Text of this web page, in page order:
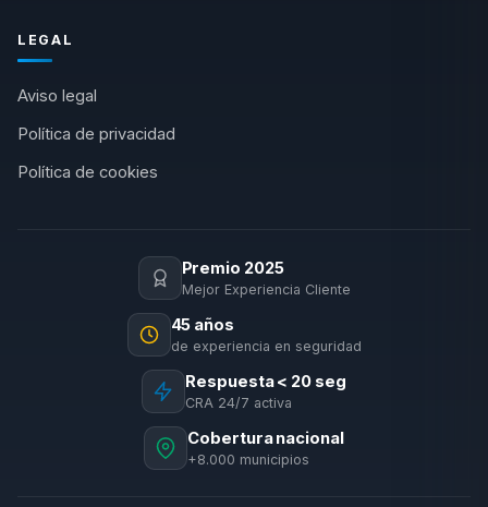
LEGAL
Aviso legal
Política de privacidad
Política de cookies
Premio 2025
Mejor Experiencia Cliente
45 años
de experiencia en seguridad
Respuesta < 20 seg
CRA 24/7 activa
Cobertura nacional
+8.000 municipios